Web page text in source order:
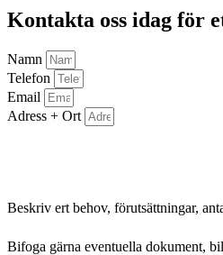
Kontakta oss idag för
Namn
Telefon
Email
Adress + Ort
Beskriv ert behov, förutsättningar,
Bifoga gärna eventuella dokument,